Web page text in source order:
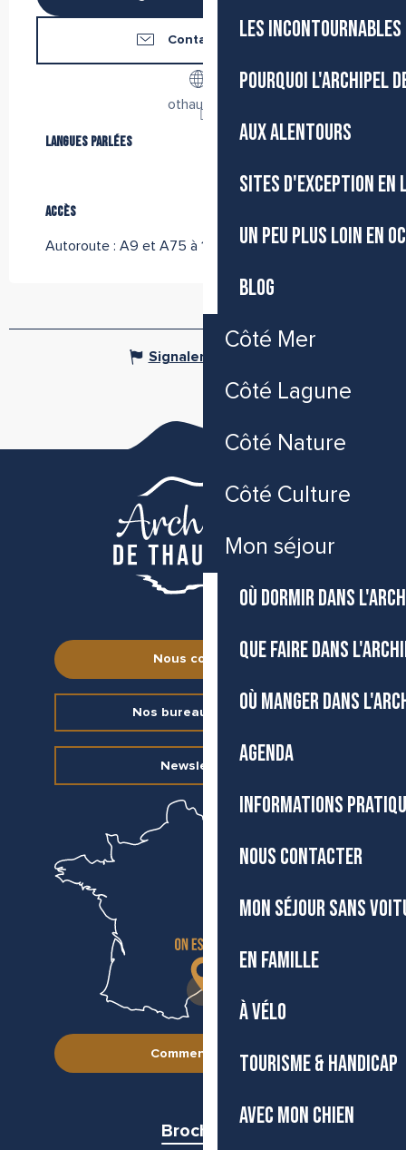
LES
POURQUOI L'ARCHIPEL
AUX ALENTOURS
SITES D'EXCEPTION EN
UN PEU PLUS LOIN EN
BLOG
Côté Mer
Côté Lagune
Côté Nature
Côté Culture
Mon séjour
OÙ DORMIR DANS
QUE FAIRE DANS
OÙ MANGER DANS
AGENDA
INFORMATIONS
NOUS CONTACTER
MON SÉJOUR SANS
EN FAMILLE
À VÉLO
TOURISME & HANDICAP
AVEC MON CHIEN
Contactez-nous
othaubus.fr
Langues parlées
Langues parlées
Accès
Accès
Autoroute : A9 et A75 à 18km
Signaler une erreur
Nous contacter
Nos bureaux d’accueil
Newsletter
Comment venir ?
Brochures